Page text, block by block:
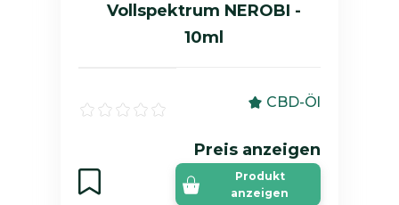
Vollspektrum NEROBI -
10ml
CBD-Öl
Preis anzeigen
Produkt
anzeigen